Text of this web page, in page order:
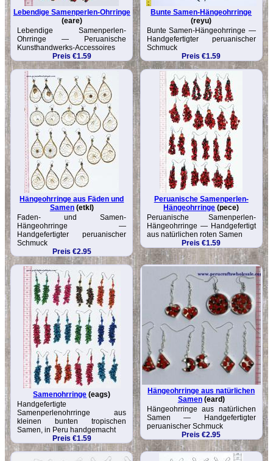
Lebendige Samenperlen-Ohrringe
(eare)
Lebendige Samenperlen-
Ohrringe — Peruanische
Kunsthandwerks-Accessoires
Preis €1.59
Bunte Samen-Hängeohrringe
(reyu)
Bunte Samen-Hängeohrringe —
Handgefertigter peruanischer
Schmuck
Preis €1.59
Hängeohrringe aus Fäden und
Samen(etkl)
Faden- und Samen-
Hängeohrringe —
Handgefertigter peruanischer
Schmuck
Preis €2.95
Peruanische Samenperlen-
Hängeohrringe (pece)
Peruanische Samenperlen-
Hängeohrringe — Handgefertigt
aus natürlichen roten Samen
Preis €1.59
Samenohrringe (eags)
Handgefertigte
Samenperlenohrringe aus
kleinen bunten tropischen
Samen, in Peru handgemacht
Preis €1.59
Hängeohrringe aus natürlichen
Samen(eard)
Hängeohrringe aus natürlichen
Samen — Handgefertigter
peruanischer Schmuck
Preis €2.95